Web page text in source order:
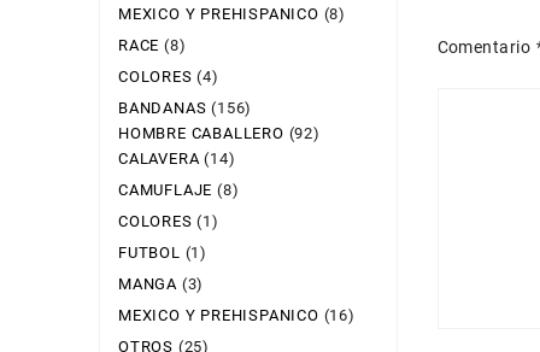
Comentario
MEXICO Y PREHISPANICO (8)
RACE (8)
COLORES (4)
BANDANAS (156)
HOMBRE CABALLERO (92)
CALAVERA (14)
CAMUFLAJE (8)
COLORES (1)
FUTBOL (1)
MANGA (3)
MEXICO Y PREHISPANICO (16)
OTROS (25)